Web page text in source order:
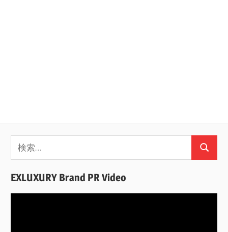
索:
検
EXLUXURY Brand PR Video